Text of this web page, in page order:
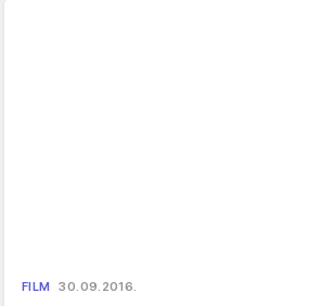
FILM 30.09.2016.